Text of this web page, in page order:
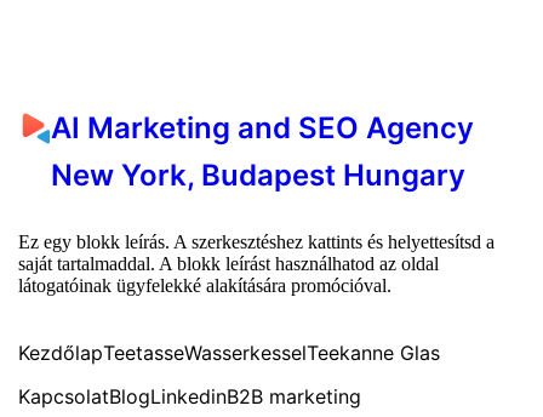
AI Marketing and SEO Agency
New York, Budapest Hungary
Ez egy blokk leírás. A szerkesztéshez kattints és helyettesítsd a
saját tartalmaddal. A blokk leírást használhatod az oldal
látogatóinak ügyfelekké alakítására promócióval.
KezdőlapTeetasseWasserkesselTeekanne Glas
KapcsolatBlogLinkedinB2B marketing